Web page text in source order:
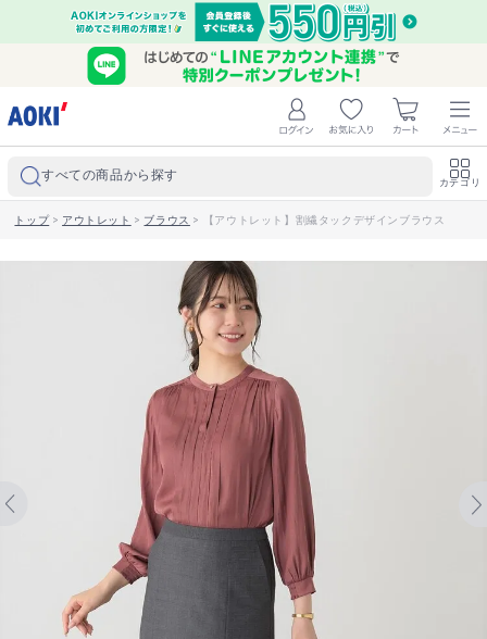
すべての商品から探す カテゴリ
トップ> アウトレット > ブラウス > 【アウトレット】割繊タックデザインブラウス